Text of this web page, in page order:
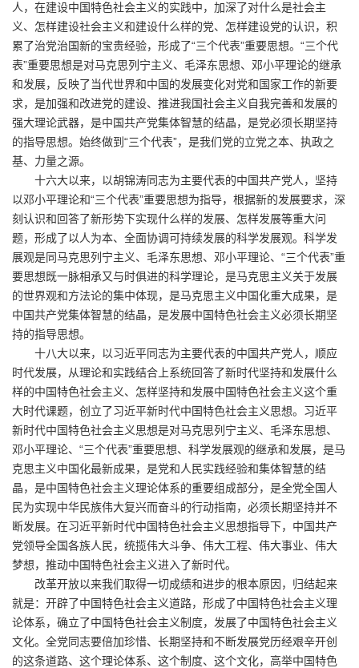
人，在建设中国特色社会主义的实践中，加深了对什么是社会主
义、怎样建设社会主义和建设什么样的党、怎样建设党的认识，积
累了治党治国新的宝贵经验，形成了“三个代表”重要思想。“三个代
表”重要思想是对马克思列宁主义、毛泽东思想、邓小平理论的继承
和发展，反映了当代世界和中国的发展变化对党和国家工作的新要
求，是加强和改进党的建设、推进我国社会主义自我完善和发展的
强大理论武器，是中国共产党集体智慧的结晶，是党必须长期坚持
的指导思想。始终做到“三个代表”，是我们党的立党之本、执政之
基、力量之源。
十六大以来，以胡锦涛同志为主要代表的中国共产党人，坚持
以邓小平理论和“三个代表”重要思想为指导，根据新的发展要求，深
刻认识和回答了新形势下实现什么样的发展、怎样发展等重大问
题，形成了以人为本、全面协调可持续发展的科学发展观。科学发
展观是同马克思列宁主义、毛泽东思想、邓小平理论、“三个代表”重
要思想既一脉相承又与时俱进的科学理论，是马克思主义关于发展
的世界观和方法论的集中体现，是马克思主义中国化重大成果，是
中国共产党集体智慧的结晶，是发展中国特色社会主义必须长期坚
持的指导思想。
十八大以来，以习近平同志为主要代表的中国共产党人，顺应
时代发展，从理论和实践结合上系统回答了新时代坚持和发展什么
样的中国特色社会主义、怎样坚持和发展中国特色社会主义这个重
大时代课题，创立了习近平新时代中国特色社会主义思想。习近平
新时代中国特色社会主义思想是对马克思列宁主义、毛泽东思想、
邓小平理论、“三个代表”重要思想、科学发展观的继承和发展，是马
克思主义中国化最新成果，是党和人民实践经验和集体智慧的结
晶，是中国特色社会主义理论体系的重要组成部分，是全党全国人
民为实现中华民族伟大复兴而奋斗的行动指南，必须长期坚持并不
断发展。在习近平新时代中国特色社会主义思想指导下，中国共产
党领导全国各族人民，统揽伟大斗争、伟大工程、伟大事业、伟大
梦想，推动中国特色社会主义进入了新时代。
改革开放以来我们取得一切成绩和进步的根本原因，归结起来
就是：开辟了中国特色社会主义道路，形成了中国特色社会主义理
论体系，确立了中国特色社会主义制度，发展了中国特色社会主义
文化。全党同志要倍加珍惜、长期坚持和不断发展党历经艰辛开创
的这条道路、这个理论体系、这个制度、这个文化，高举中国特色